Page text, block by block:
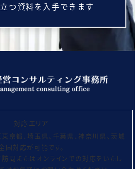
つ資料を入手できます
対応エリア
京都、埼玉県、千葉県、神奈川県、茨城
国対応が可能です。
問またはオンラインでの対応をいたし